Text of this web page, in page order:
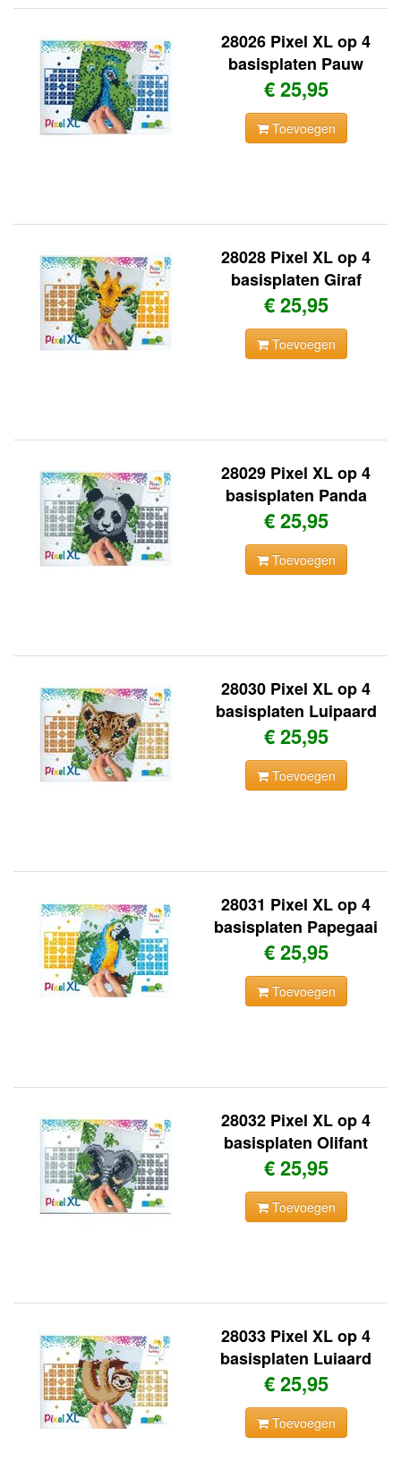
28026 Pixel XL op 4
basisplaten Pauw
€ 25,95
Toevoegen
28028 Pixel XL op 4
basisplaten Giraf
€ 25,95
Toevoegen
28029 Pixel XL op 4
basisplaten Panda
€ 25,95
Toevoegen
28030 Pixel XL op 4
basisplaten Luipaard
€ 25,95
Toevoegen
28031 Pixel XL op 4
basisplaten Papegaai
€ 25,95
Toevoegen
28032 Pixel XL op 4
basisplaten Olifant
€ 25,95
Toevoegen
28033 Pixel XL op 4
basisplaten Luiaard
€ 25,95
Toevoegen